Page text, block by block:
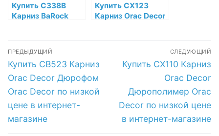
Купить C338B
Карниз BaRock
Decor по низкой
цене в интернет-
магазине
Купить CX123
Карниз Orac Decor
магазине
Навигация
по
записям
ПРЕДЫДУЩИЙ
Предыдущая
запись:
Купить CB523 Карниз
Orac Decor Дюрофом
Orac Decor по низкой
цене в интернет-
магазине
СЛЕДУЮЩИЙ
Следующая
Купить CX110 Карниз
Orac Decor
Дюрополимер Orac
Decor по низкой цене
в интернет-магазине